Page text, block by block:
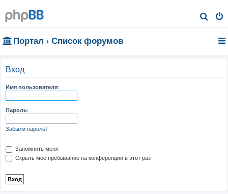
о
Портал Список форумов
Вход
Имя пользователя:
Пароль:
Забыли пароль?
Запомнить меня
Скрыть моё пребывание на конференции в этот раз